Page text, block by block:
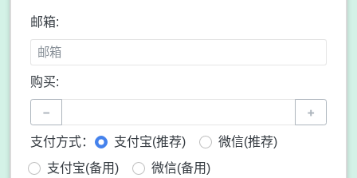
邮箱:
购买:
− +
支付方式： 支付宝(推荐)
微信(推荐)
支付宝(备用)
微信(备用)